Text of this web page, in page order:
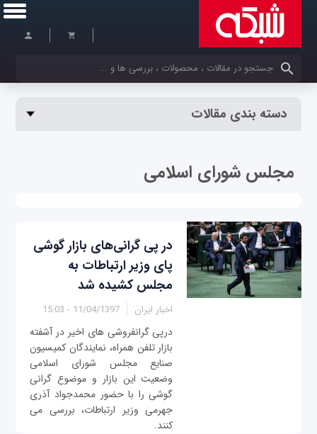
کلمات کلیدی خود را وارد کنید
دسته بندی مقالات
مجلس شورای اسلامی
در پی گرانی‌های بازار گوشی
پای وزیر ارتباطات به
مجلس کشیده شد
اخبار ایران 11/04/1397 - 15:03
درپی گرانفروشی های اخیر در آشفته
بازار تلفن همراه، نمایندگان کمیسیون
صنایع مجلس شورای اسلامی
وضعیت این بازار و موضوع گرانی
گوشی را با حضور محمدجواد آذری
جهرمی وزیر ارتباطات، بررسی می
کنند.